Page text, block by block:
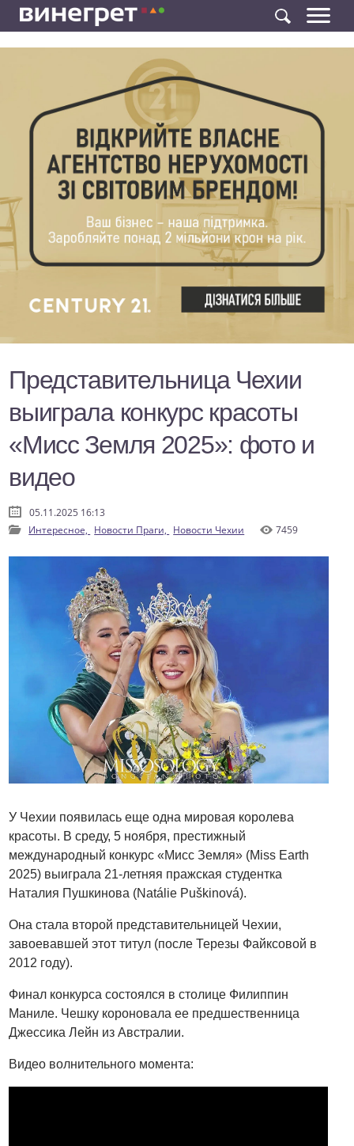
Представительница Чехии
выиграла конкурс красоты
«Мисс Земля 2025»: фото и
видео
05.11.2025 16:13
Интересное, Новости Праги, Новости Чехии 7459
У Чехии появилась еще одна мировая королева
красоты. В среду, 5 ноября, престижный
международный конкурс «Мисс Земля» (Miss Earth
2025) выиграла 21-летняя пражская студентка
Наталия Пушкинова (Natálie Puškinová).
Она стала второй представительницей Чехии,
завоевавшей этот титул (после Терезы Файксовой в
2012 году).
Финал конкурса состоялся в столице Филиппин
Маниле. Чешку короновала ее предшественница
Джессика Лейн из Австралии.
Видео волнительного момента: